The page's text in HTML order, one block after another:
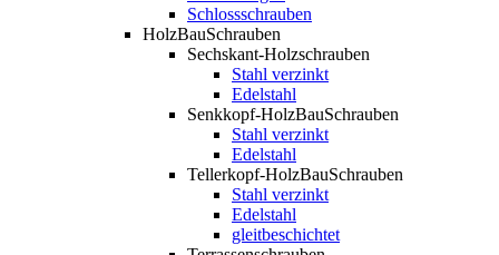
Schlossschrauben
HolzBauSchrauben
Sechskant-Holzschrauben
Stahl verzinkt
Edelstahl
Senkkopf-HolzBauSchrauben
Stahl verzinkt
Edelstahl
Tellerkopf-HolzBauSchrauben
Stahl verzinkt
Edelstahl
gleitbeschichtet